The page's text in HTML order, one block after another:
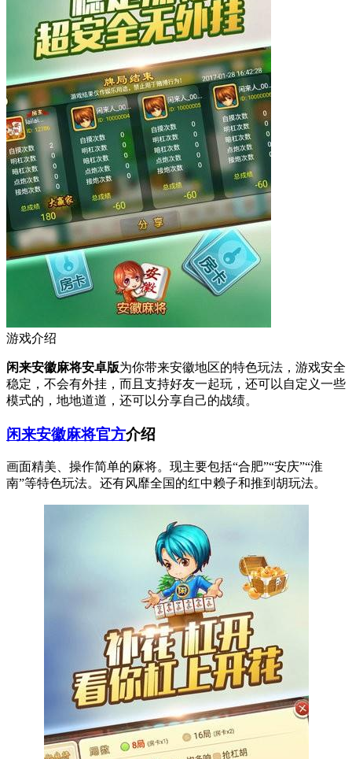
游戏介绍
闲来安徽麻将安卓版为你带来安徽地区的特色玩法，游戏安全
稳定，不会有外挂，而且支持好友一起玩，还可以自定义一些
模式的，地地道道，还可以分享自己的战绩。
闲来安徽麻将官方介绍
画面精美、操作简单的麻将。现主要包括“合肥”“安庆”“淮
南”等特色玩法。还有风靡全国的红中赖子和推到胡玩法。